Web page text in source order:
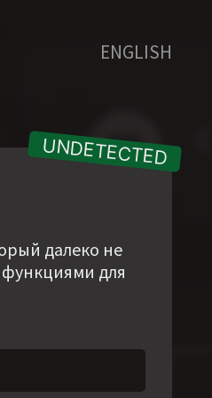
ENGLISH
далеко не
для